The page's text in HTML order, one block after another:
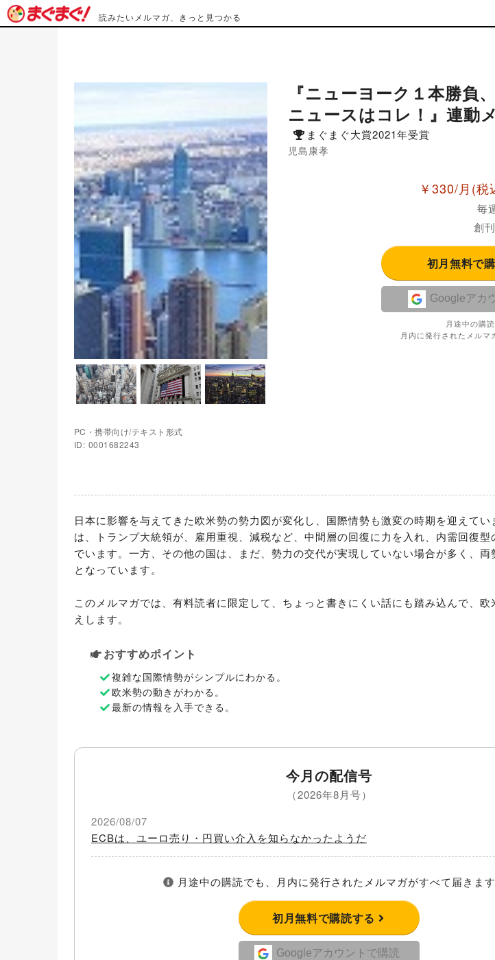
読みたいメルマガ、きっと見つかる
PC・携帯向け/テキスト形式
ID: 0001682243
『ニューヨーク１本勝負
ニュースはコレ！』連動
まぐまぐ大賞2021年受賞
児島康孝
￥330/月 (税
毎
創
初月無料で
Googleアカ
月途中の購読
月内に発行されたメルマ
日本に影響を与えてきた欧米勢の勢力図が変化し、国際情勢も激変の時期を迎えてい
は、トランプ大統領が、雇用重視、減税など、中間層の回復に力を入れ、内需回復型
でいます。一方、その他の国は、まだ、勢力の交代が実現していない場合が多く、両
となっています。
このメルマガでは、有料読者に限定して、ちょっと書きにくい話にも踏み込んで、欧
えします。
おすすめポイント
複雑な国際情勢がシンプルにわかる。
欧米勢の動きがわかる。
最新の情報を入手できる。
今月の配信号
（2026年8月号）
2026/08/07
ECBは、ユーロ売り・円買い介入を知らなかったようだ
月途中の購読でも、月内に発行されたメルマガがすべて届きます
初月無料で購読する
Googleアカウントで購読